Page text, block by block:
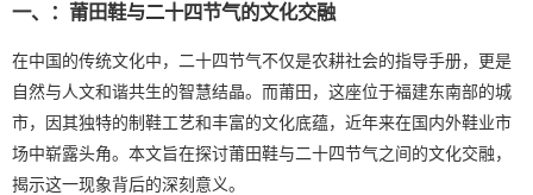
一、：莆田鞋与二十四节气的文化交融
在中国的传统文化中，二十四节气不仅是农耕社会的指导手册，更是
自然与人文和谐共生的智慧结晶。而莆田，这座位于福建东南部的城
市，因其独特的制鞋工艺和丰富的文化底蕴，近年来在国内外鞋业市
场中崭露头角。本文旨在探讨莆田鞋与二十四节气之间的文化交融，
揭示这一现象背后的深刻意义。